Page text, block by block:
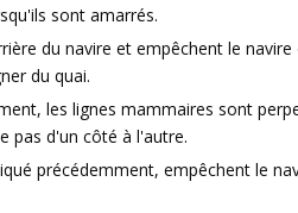
sont amarrés.
du navire et empêchent le
du quai.
les lignes mammaires sont
pas d'un côté à l'autre.
précédemment, empêchent le